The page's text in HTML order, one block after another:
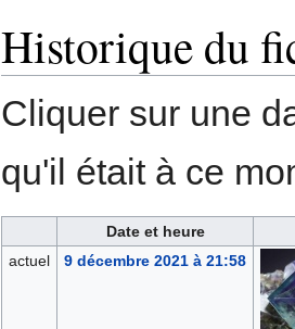
Historique du
Cliquer sur une
qu'il était à ce
Date et heure
actuel
9 décembre 2021 à 21:58